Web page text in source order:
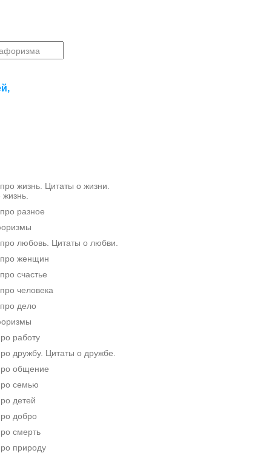
жизнь. Цитаты о жизни.
разное
любовь. Цитаты о любви.
женщин
счастье
человека
дело
работу
дружбу. Цитаты о дружбе.
общение
семью
детей
добро
смерть
природу